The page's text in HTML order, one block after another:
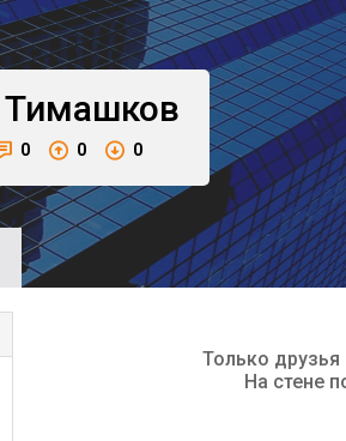
Тимашков
0 0 0
Только друзья
На стене